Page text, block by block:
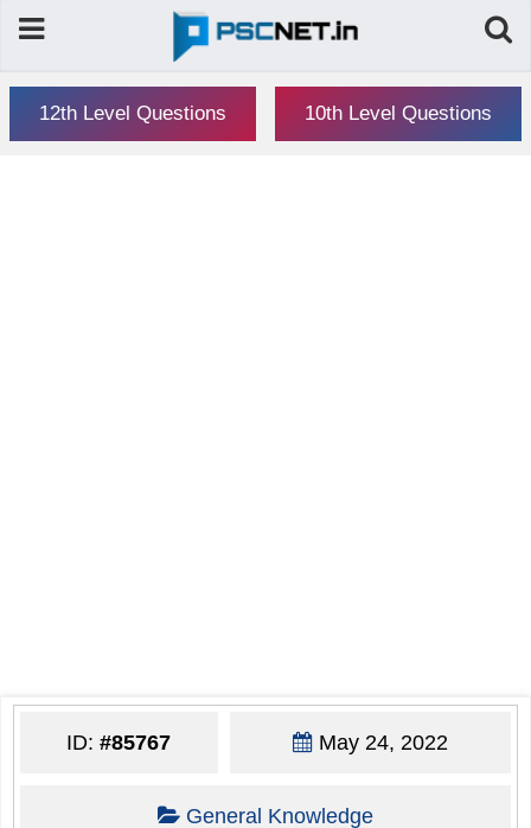
12th Level Questions 10th Level Questions
ID:#85767 May 24, 2022
General Knowledge